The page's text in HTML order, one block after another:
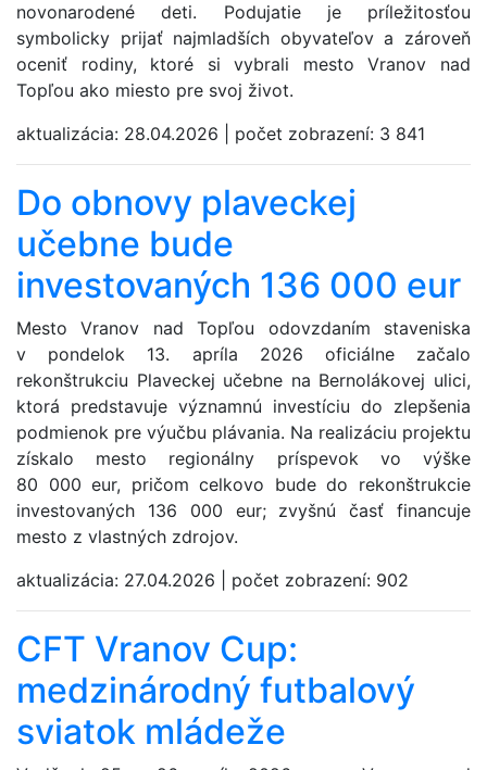
novonarodené deti. Podujatie je príležitosťou
symbolicky prijať najmladších obyvateľov a zároveň
oceniť rodiny, ktoré si vybrali mesto Vranov nad
Topľou ako miesto pre svoj život.
aktualizácia: 28.04.2026 počet zobrazení: 3 841
Do obnovy plaveckej
učebne bude
investovaných 136 000 eur
Mesto Vranov nad Topľou odovzdaním staveniska
v pondelok 13. apríla 2026 oficiálne začalo
rekonštrukciu Plaveckej učebne na Bernolákovej ulici,
ktorá predstavuje významnú investíciu do zlepšenia
podmienok pre výučbu plávania. Na realizáciu projektu
získalo mesto regionálny príspevok vo výške
80 000 eur, pričom celkovo bude do rekonštrukcie
investovaných 136 000 eur; zvyšnú časť financuje
mesto z vlastných zdrojov.
aktualizácia: 27.04.2026 počet zobrazení: 902
CFT Vranov Cup:
medzinárodný futbalový
sviatok mládeže